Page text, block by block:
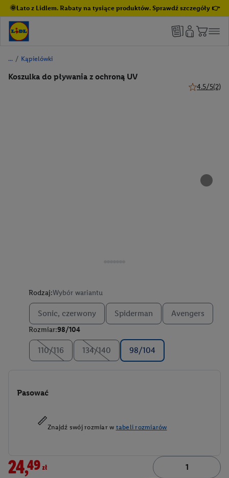
🌞Lato z Lidlem. Rabaty na tysiące produktów. Sprawdź szczegóły 👉
/ Kąpielówki
Koszulka do pływania z ochroną UV
4.5/5(2)
Rodzaj:Wybór wariantu
Sonic, czerwony Spiderman Avengers
Rozmiar:98/104
110/116 134/140 98/104
Pasować
Znajdź swój rozmiar w tabeli rozmiarów
24,49zł